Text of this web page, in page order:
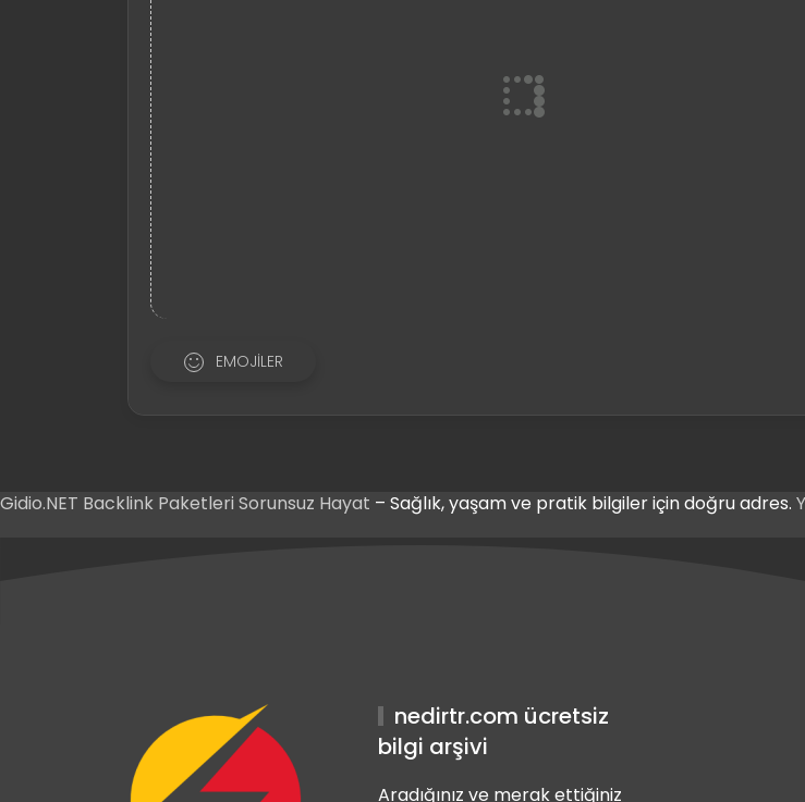
EMOJILER
Gidio.NET Backlink Paketleri Sorunsuz Hayat – Sağlık, yaşam ve pratik bilgiler için doğru adres.
nedirtr.com ücretsiz
bilgi arşivi
Aradığınız ve merak ettiğiniz